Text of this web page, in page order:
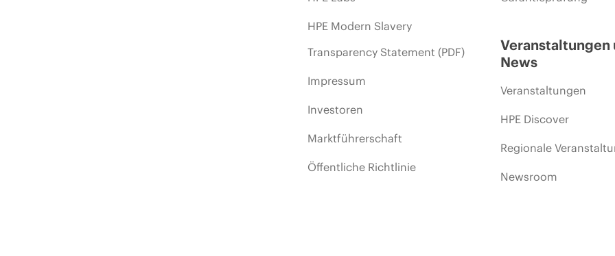
HPE Modern Slavery
Transparency Statement (PDF)
Impressum
Investoren
Marktführerschaft
Öffentliche Richtlinie
Veranstaltungen
News
Veranstaltungen
HPE Discover
Regionale
Newsroom